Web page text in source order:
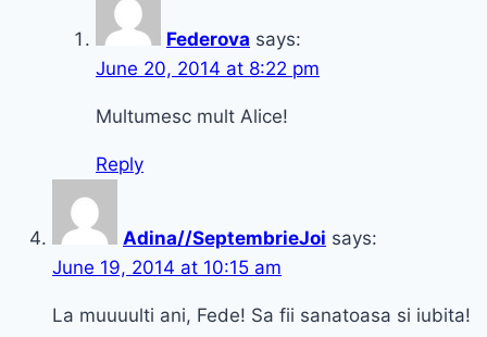
Federova says:
June 20, 2014 at 8:22 pm
Multumesc mult Alice!
Reply
Adina//SeptembrieJoi says:
June 19, 2014 at 10:15 am
La muuuulti ani, Fede! Sa fii sanatoasa si iubita!